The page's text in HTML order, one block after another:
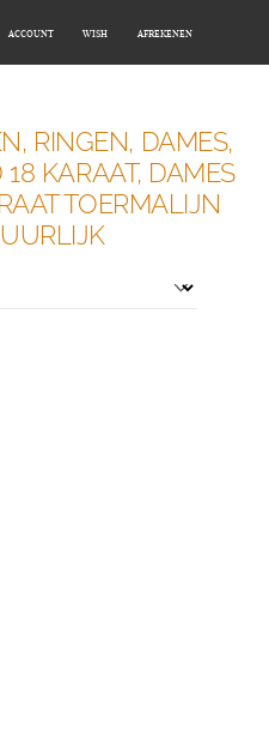
ACCOUNT WISH AFREKENEN
RINGEN, DAMES,
KARAAT, DAMES
TOERMALIJN